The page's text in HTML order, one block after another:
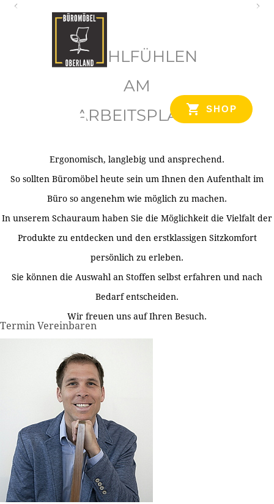
SHOP
WOHLFÜHLEN
AM
ARBEITSPLATZ
Ergonomisch, langlebig und ansprechend.
So sollten Büromöbel heute sein um Ihnen den Aufenthalt im
Büro so angenehm wie möglich zu machen.
In unserem Schauraum haben Sie die Möglichkeit die Vielfalt der
Produkte zu entdecken und den erstklassigen Sitzkomfort
persönlich zu erleben.
Sie können die Auswahl an Stoffen selbst erfahren und nach
Bedarf entscheiden.
Wir freuen uns auf Ihren Besuch.
Termin Vereinbaren